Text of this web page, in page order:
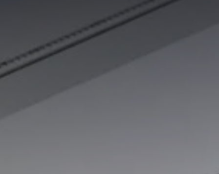
Valoriser un brevet
Valoriser une marque